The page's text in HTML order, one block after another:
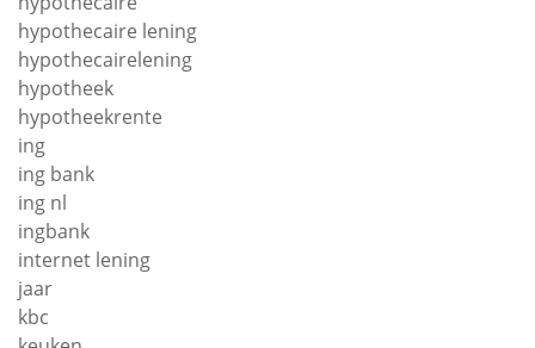
hypothecaire lening
hypothecairelening
hypotheek
hypotheekrente
ing
ing bank
ing nl
ingbank
internet lening
jaar
kbc